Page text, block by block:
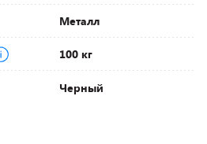
Металл
100 кг
Черный